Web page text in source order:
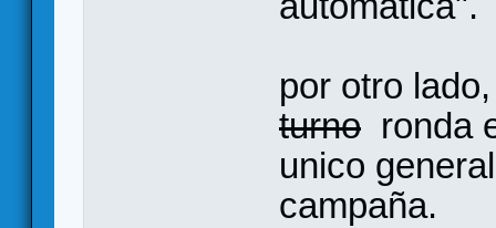
por otro
turno ronda
unico
campaña.